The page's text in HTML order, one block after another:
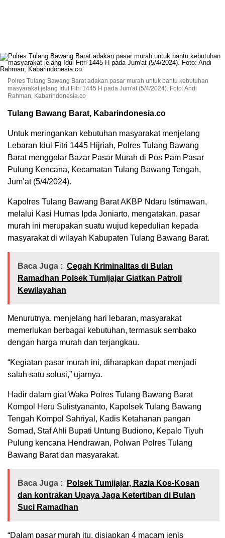
Polres Tulang Bawang Barat adakan pasar murah untuk bantu kebutuhan
masyarakat jelang Idul Fitri 1445 H pada Jum'at (5/4/2024). Foto: Andi
Rahman, Kabarindonesia.co
Tulang Bawang Barat, Kabarindonesia.co
Untuk meringankan kebutuhan masyarakat menjelang
Lebaran Idul Fitri 1445 Hijriah, Polres Tulang Bawang
Barat menggelar Bazar Pasar Murah di Pos Pam Pasar
Pulung Kencana, Kecamatan Tulang Bawang Tengah,
Jum’at (5/4/2024).
Kapolres Tulang Bawang Barat AKBP Ndaru Istimawan,
melalui Kasi Humas Ipda Joniarto, mengatakan, pasar
murah ini merupakan suatu wujud kepedulian kepada
masyarakat di wilayah Kabupaten Tulang Bawang Barat.
Baca Juga : Cegah Kriminalitas di Bulan
Ramadhan Polsek Tumijajar Giatkan Patroli
Kewilayahan
Menurutnya, menjelang hari lebaran, masyarakat
memerlukan berbagai kebutuhan, termasuk sembako
dengan harga murah dan terjangkau.
“Kegiatan pasar murah ini, diharapkan dapat menjadi
salah satu solusi,” ujarnya.
Hadir dalam giat Waka Polres Tulang Bawang Barat
Kompol Heru Sulistyananto, Kapolsek Tulang Bawang
Tengah Kompol Sahriyal, Kadis Ketahanan pangan
Somad, Staf Ahli Bupati Untung Budiono, Kepalo Tiyuh
Pulung kencana Hendrawan, Polwan Polres Tulang
Bawang Barat dan masyarakat.
Baca Juga :
Polsek Tumijajar, Razia Kos-Kosan
dan kontrakan Upaya Jaga Ketertiban di Bulan
Suci Ramadhan
“Dalam pasar murah itu, disiapkan 4 macam jenis